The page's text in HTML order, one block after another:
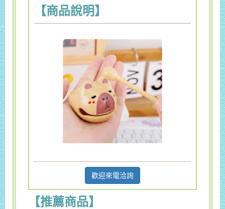
【商品說明】
歡迎來電洽詢
【推薦商品】